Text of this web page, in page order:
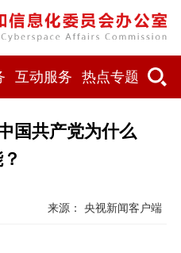
互动服务 热点专题
国共产党为什么
来源： 央视新闻客户端